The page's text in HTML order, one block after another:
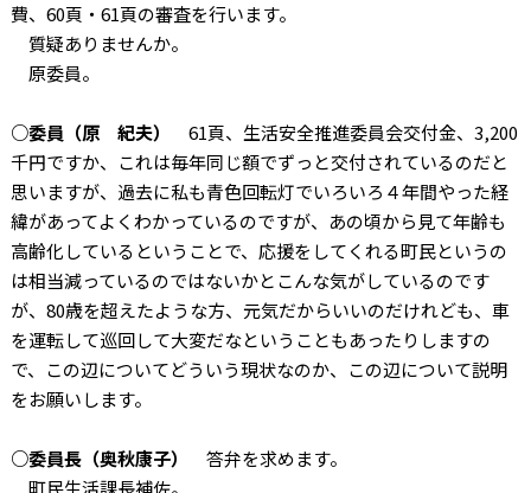
費、60頁・61頁の審査を行います。
質疑ありませんか。
原委員。
○委員（原 紀夫）
61頁、生活安全推進委員会交付金、3,200
千円ですか、これは毎年同じ額でずっと交付されているのだと
思いますが、過去に私も青色回転灯でいろいろ４年間やった経
緯があってよくわかっているのですが、あの頃から見て年齢も
高齢化しているということで、応援をしてくれる町民というの
は相当減っているのではないかとこんな気がしているのです
が、80歳を超えたような方、元気だからいいのだけれども、車
を運転して巡回して大変だなということもあったりしますの
で、この辺についてどういう現状なのか、この辺について説明
をお願いします。
○委員長（奥秋康子）
答弁を求めます。
町民生活課長補佐。